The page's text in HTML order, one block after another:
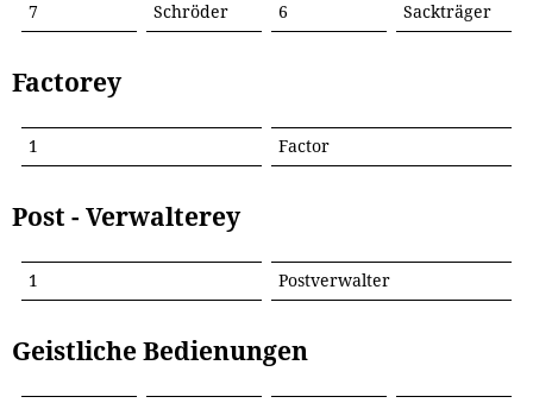
7
Schröder 6 Sackträger
Factorey
1 Factor
Post - Verwalterey
1 Postverwalter
Geistliche Bedienungen